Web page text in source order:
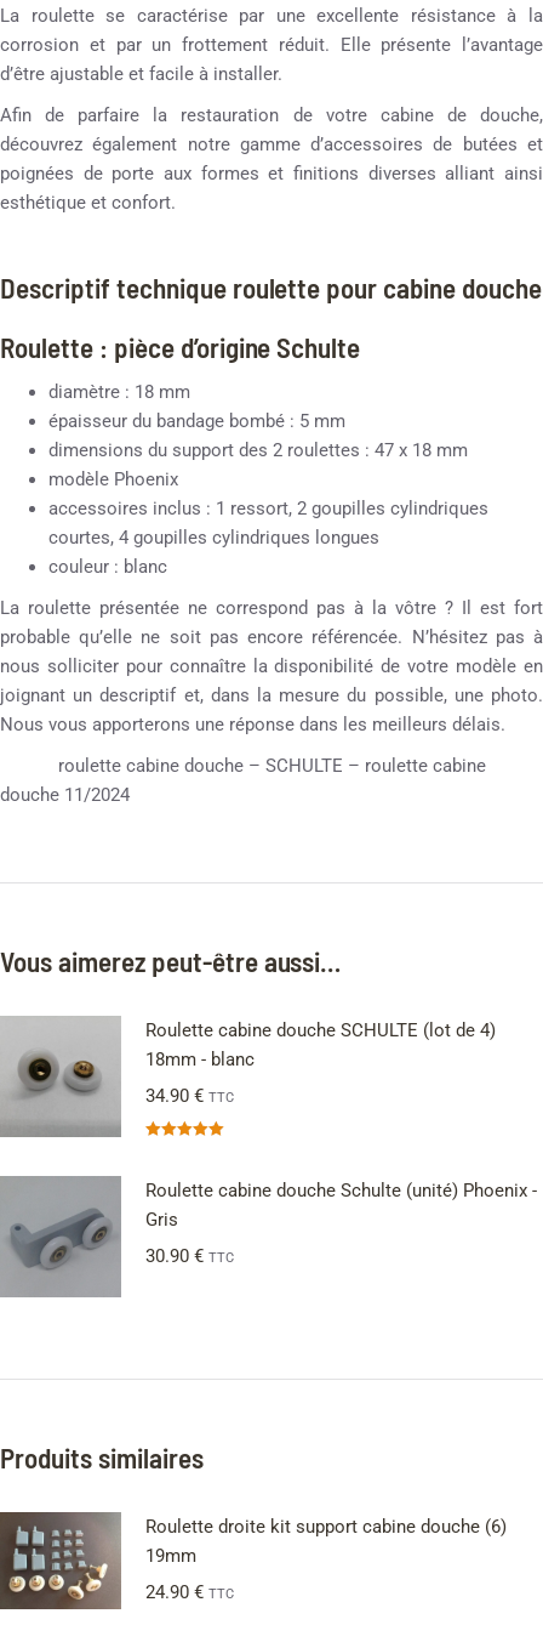
La roulette se caractérise par une excellente résistance à la
corrosion et par un frottement réduit. Elle présente l’avantage
d’être ajustable et facile à installer.
Afin de parfaire la restauration de votre cabine de douche,
découvrez également notre gamme d’accessoires de butées et
poignées de porte aux formes et finitions diverses alliant ainsi
esthétique et confort.
Descriptif technique roulette pour cabine douche
Roulette : pièce d’origine Schulte
diamètre : 18 mm
épaisseur du bandage bombé : 5 mm
dimensions du support des 2 roulettes : 47 x 18 mm
modèle Phoenix
accessoires inclus : 1 ressort, 2 goupilles cylindriques
courtes, 4 goupilles cylindriques longues
couleur : blanc
La roulette présentée ne correspond pas à la vôtre ? Il est fort
probable qu’elle ne soit pas encore référencée. N’hésitez pas à
nous solliciter pour connaître la disponibilité de votre modèle en
joignant un descriptif et, dans la mesure du possible, une photo.
Nous vous apporterons une réponse dans les meilleurs délais.
roulette cabine douche – SCHULTE – roulette cabine
douche 11/2024
Vous aimerez peut-être aussi…
Roulette cabine douche SCHULTE (lot de 4)
18mm - blanc
34.90 € TTC
Roulette cabine douche Schulte (unité) Phoenix -
Gris
30.90 € TTC
Produits similaires
Roulette droite kit support cabine douche (6)
19mm
24.90 € TTC